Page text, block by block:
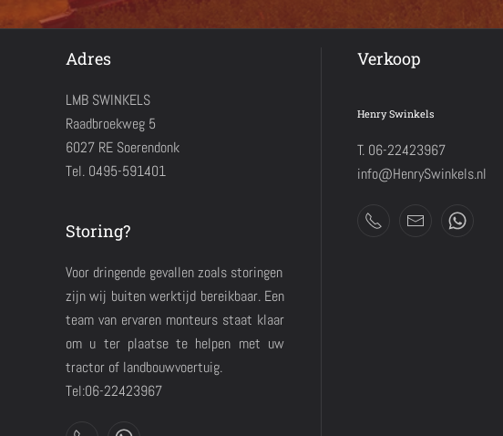
Adres
LMB SWINKELS
Raadbroekweg 5
6027 RE Soerendonk
Tel. 0495-591401
Storing?
Voor dringende gevallen zoals storingen
zijn wij buiten werktijd bereikbaar. Een
team van ervaren monteurs staat klaar
om u ter plaatse te helpen met uw
tractor of landbouwvoertuig.
Tel:06-22423967
Verkoop
Henry Swinkels
T. 06-22423967
info@HenrySwinkels.nl